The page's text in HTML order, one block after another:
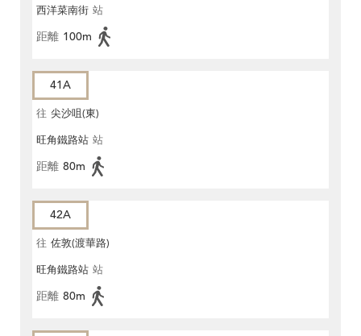
西洋菜南街 站
距離 100m
41A
往 尖沙咀(東)
旺角鐵路站 站
距離 80m
42A
往 佐敦(渡華路)
旺角鐵路站 站
距離 80m